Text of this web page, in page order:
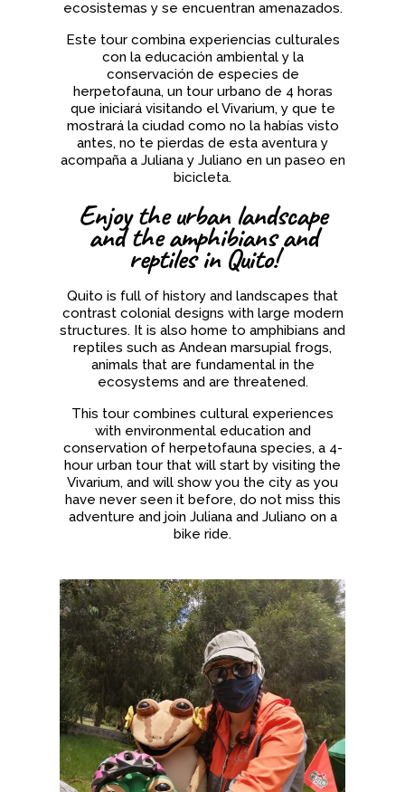
ecosistemas y se encuentran amenazados.
Este tour combina experiencias culturales
con la educación ambiental y la
conservación de especies de
herpetofauna, un tour urbano de 4 horas
que iniciará visitando el Vivarium, y que te
mostrará la ciudad como no la habías visto
antes, no te pierdas de esta aventura y
acompaña a Juliana y Juliano en un paseo en
bicicleta.
Enjoy the urban landscape
and the amphibians and
reptiles in Quito!
Quito is full of history and landscapes that
contrast colonial designs with large modern
structures. It is also home to amphibians and
reptiles such as Andean marsupial frogs,
animals that are fundamental in the
ecosystems and are threatened.
This tour combines cultural experiences
with environmental education and
conservation of herpetofauna species, a 4-
hour urban tour that will start by visiting the
Vivarium, and will show you the city as you
have never seen it before, do not miss this
adventure and join Juliana and Juliano on a
bike ride.